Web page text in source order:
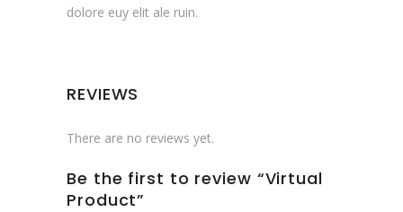
dolore euy elit ale ruin.
REVIEWS
There are no reviews yet.
Be the first to review “Virtual
Product”